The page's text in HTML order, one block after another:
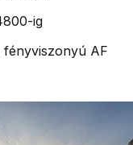
ig
fényviszonyú AF